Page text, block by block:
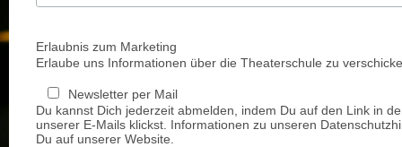
Erlaubnis zum Marketing
Erlaube uns Informationen über die Theaterschule zu
Newsletter per Mail
Du kannst Dich jederzeit abmelden, indem Du auf den Link in
unserer E-Mails klickst. Informationen zu unseren
Du auf unserer Website.